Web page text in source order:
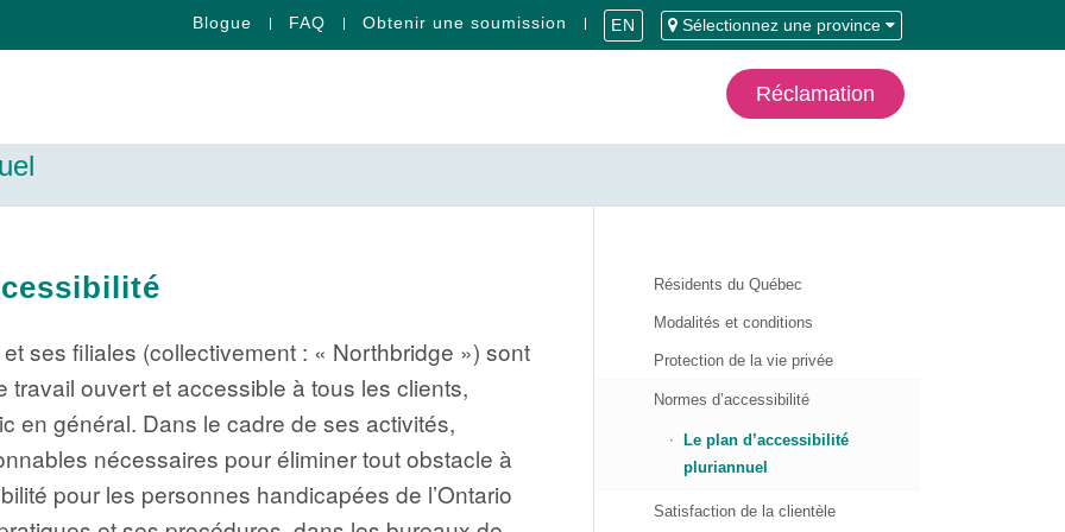
Blogue FAQ Obtenir une soumission EN Sélectionnez une province
Réclamation
ses filiales (collectivement : « Northbridge ») sont
ouvert et accessible à tous les clients,
en général. Dans le cadre de ses activités,
nécessaires pour éliminer tout obstacle à
pour les personnes handicapées de l’Ontario
Résidents du Québec
Modalités et conditions
Protection de la vie privée
Normes d’accessibilité
Le plan d’accessibilité
pluriannuel
Satisfaction de la clientèle